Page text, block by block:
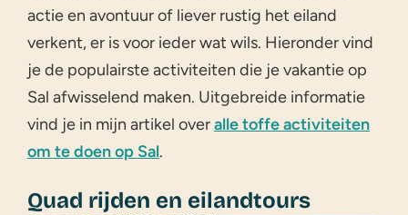
actie en avontuur of liever rustig het eiland
verkent, er is voor ieder wat wils. Hieronder vind
je de populairste activiteiten die je vakantie op
Sal afwisselend maken. Uitgebreide informatie
vind je in mijn artikel overalle toffe activiteiten
om te doen op Sal.
Quad rijden en eilandtours